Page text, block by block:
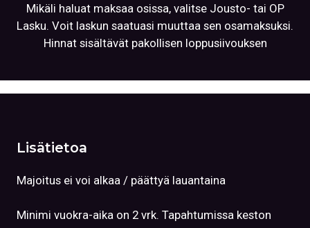
Mikäli haluat maksaa osissa, valitse Jousto- tai OP
Lasku. Voit laskun saatuasi muuttaa sen osamaksuksi.
Hinnat sisältävät pakollisen loppusiivouksen
Lisätietoa
Majoitus ei voi alkaa / päättyä lauantaina
Minimi vuokra-aika on 2 vrk. Tapahtumissa keston